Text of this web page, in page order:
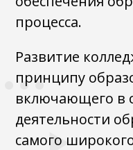
процесса.
Развитие
принципу
включающего в
деятельности
самого